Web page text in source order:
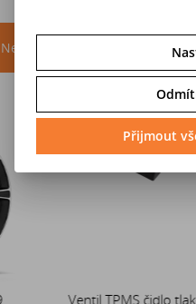
Nejprodávanější
Ventil TPMS čidlo tlaku
Přijmout